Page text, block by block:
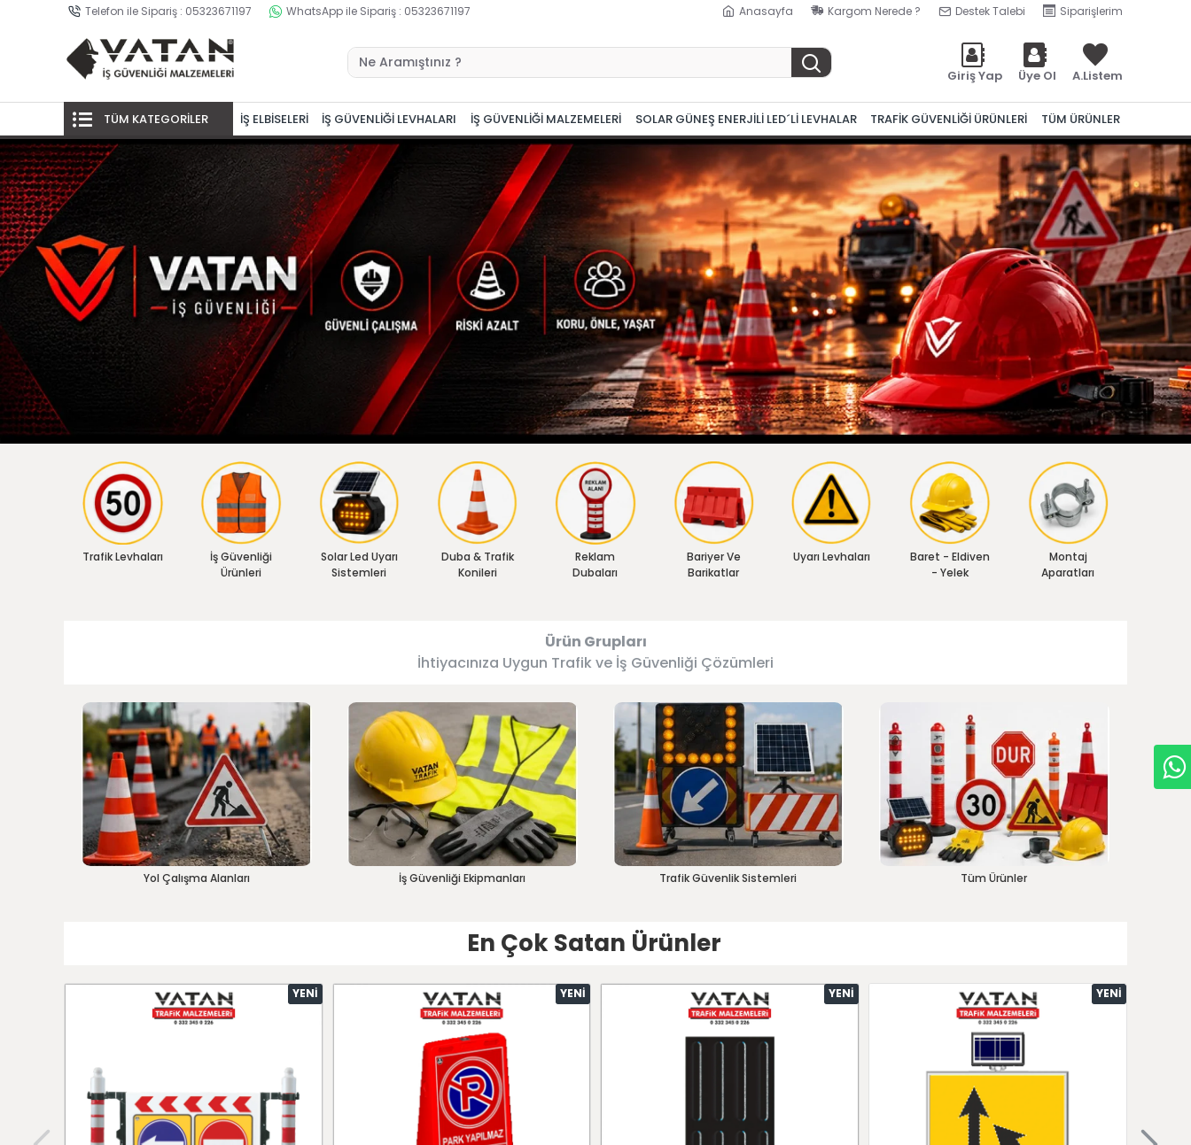
Telefon ile Sipariş : 05323671197 WhatsApp ile Sipariş : 05323671197 Anasayfa Kargom Nerede ? Destek Talebi Siparişlerim
Giriş Yap Üye Ol A.Listem
TÜM KATEGORİLER İŞ ELBİSELERİ İŞ GÜVENLİĞİ LEVHALARI İŞ GÜVENLİĞİ MALZEMELERİ SOLAR GÜNEŞ ENERJİLİ LED´Lİ LEVHALAR TRAFİK GÜVENLİĞİ ÜRÜNLERİ TÜM ÜRÜNLER
Trafik Levhaları
İş Güvenliği
Ürünleri
Solar Led Uyarı
Sistemleri
Duba & Trafik
Konileri
Reklam
Dubaları
Bariyer Ve
Barikatlar
Uyarı Levhaları
Baret - Eldiven
- Yelek
Montaj
Aparatları
Ürün Grupları
İhtiyacınıza Uygun Trafik ve İş Güvenliği Çözümleri
Yol Çalışma Alanları İş Güvenliği Ekipmanları Trafik Güvenlik Sistemleri Tüm Ürünler
En Çok Satan Ürünler
YENI YENI YENI YENI